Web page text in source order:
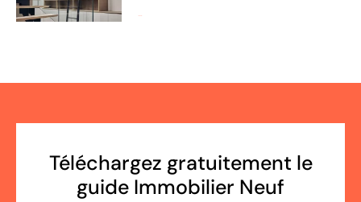
Téléchargez gratuitement le
guide Immobilier Neuf